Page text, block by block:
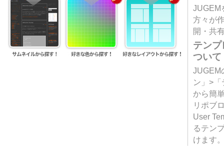
JUGEM
方々が
開・共
テン
ついて
JUGEM
ン」>
から簡
リポブ
User
るテン
けます